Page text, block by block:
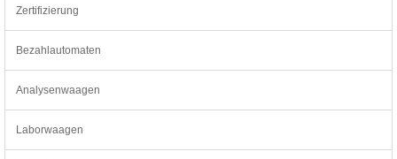
Zertifizierung
Bezahlautomaten
Analysenwaagen
Laborwaagen